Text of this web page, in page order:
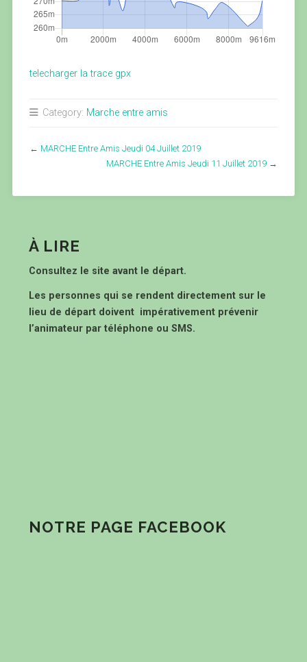
telecharger la trace gpx
Category: Marche entre amis
← MARCHE Entre Amis Jeudi 04 Juillet 2019
MARCHE Entre Amis Jeudi 11 Juillet 2019 →
À LIRE
Consultez le site avant le départ.
Les personnes qui se rendent directement sur le
lieu de départ doivent impérativement prévenir
l’animateur par téléphone ou SMS.
NOTRE PAGE FACEBOOK